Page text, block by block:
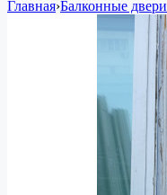
Главная›Балконные двери